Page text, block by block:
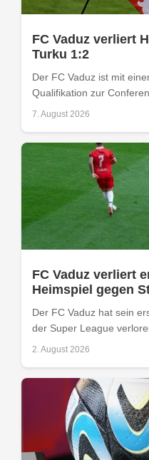
FC Vaduz verliert
Turku 1:2
Der FC Vaduz ist mit
Qualifikation zur
7. August 2026
FC Vaduz verliert
Heimspiel gegen
Der FC Vaduz hat sein
der Super League
2. August 2026